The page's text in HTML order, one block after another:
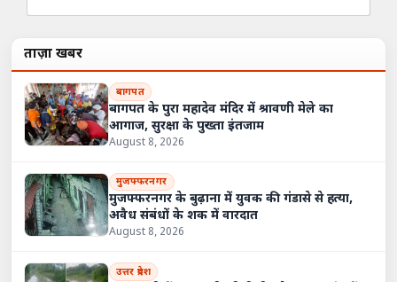
ताज़ा खबरें
बागपत
बागपत के पुरा महादेव मंदिर में श्रावणी मेले का
आगाज, सुरक्षा के पुख्ता इंतजाम
August 8, 2026
मुजफ्फरनगर
मुजफ्फरनगर के बुढ़ाना में युवक की गंडासे से हत्या,
अवैध संबंधों के शक में वारदात
August 8, 2026
उत्तर प्रदेश